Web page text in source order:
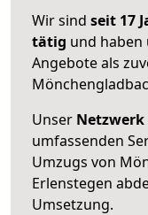
Wir sind seit 17
tätig und
Angebote als
Unser Netzwerk
umfassenden
Umzugs von
Erlenstegen
Umsetzung.